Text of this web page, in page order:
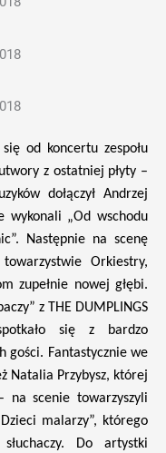
od koncertu zespołu
z ostatniej płyty –
dołączył Andrzej
wykonali „Od wschodu
Następnie na scenę
Orkiestry,
zupełnie nowej głębi.
z THE DUMPLINGS
się z bardzo
gości. Fantastycznie we
Natalia Przybysz, której
scenie towarzyszyli
malarzy”, którego
Do artystki